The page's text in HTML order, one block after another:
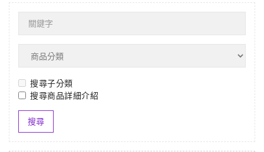
搜尋子分類
搜尋商品詳細介紹